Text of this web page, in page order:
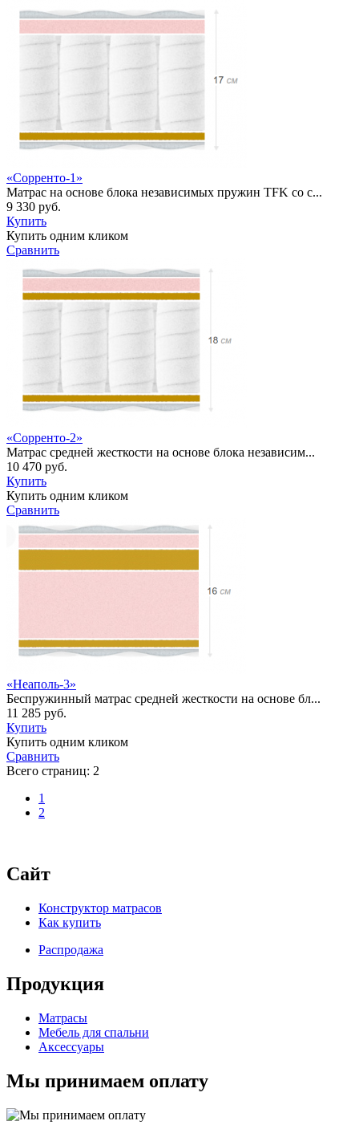
«Сорренто-1»
Матрас на основе блока независимых пружин TFK со с...
9 330 руб.
Купить
Купить одним кликом
Сравнить
«Сорренто-2»
Матрас средней жесткости на основе блока независим...
10 470 руб.
Купить
Купить одним кликом
Сравнить
«Неаполь-3»
Беспружинный матраc средней жесткости на основе бл...
11 285 руб.
Купить
Купить одним кликом
Сравнить
Всего страниц: 2
1
2
Сайт
Конструктор матрасов
Как купить
Распродажа
Продукция
Матрасы
Мебель для спальни
Аксессуары
Мы принимаем оплату